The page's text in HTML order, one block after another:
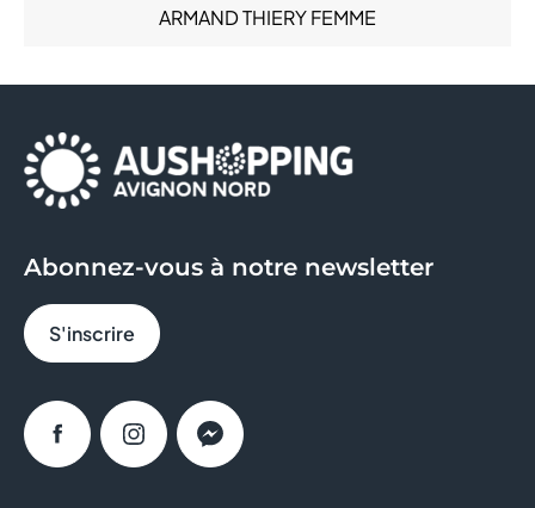
ARMAND THIERY FEMME
AYAKO SUSHI
BRICO DEPOT
BRUT BUTCHER
Santé (6)
Abonnez-vous à notre newsletter
S'inscrire
FacebookInstagramMessenger